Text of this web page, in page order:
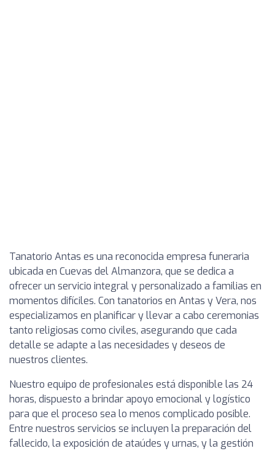
Tanatorio Antas es una reconocida empresa funeraria
ubicada en Cuevas del Almanzora, que se dedica a
ofrecer un servicio integral y personalizado a familias en
momentos difíciles. Con tanatorios en Antas y Vera, nos
especializamos en planificar y llevar a cabo ceremonias
tanto religiosas como civiles, asegurando que cada
detalle se adapte a las necesidades y deseos de
nuestros clientes.
Nuestro equipo de profesionales está disponible las 24
horas, dispuesto a brindar apoyo emocional y logístico
para que el proceso sea lo menos complicado posible.
Entre nuestros servicios se incluyen la preparación del
fallecido, la exposición de ataúdes y urnas, y la gestión